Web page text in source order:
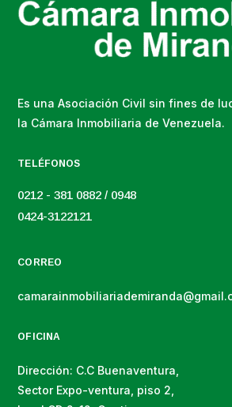
Es una Asociación Civil sin fines de
la Cámara Inmobiliaria de Venezuela.
TELÉFONOS
0212 - 381 0882 / 0948
0424-3122121
CORREO
OFICINA
Dirección: C.C Buenaventura,
Sector Expo-ventura, piso 2,